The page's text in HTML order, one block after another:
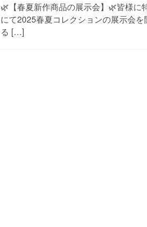
🌿【春夏新作商品の展示会】🌿皆様
にて2025春夏コレクションの展示会
る […]